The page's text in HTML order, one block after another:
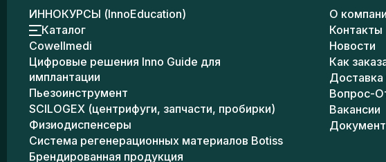
ИННОКУРСЫ (InnoEducation)
Каталог
Cowellmedi
Цифровые решения Inno Guide для
имплантации
Пьезоинструмент
SCILOGEX (центрифуги, запчасти, пробирки)
Физиодиспенсеры
Система регенерационных материалов Botiss
Брендированная продукция
О
Контакты
Новости
Как
Доставка
Вопрос-
Вакансии